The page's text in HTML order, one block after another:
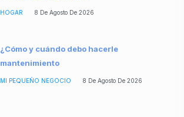
HOGAR 8 De Agosto De 2026
¿Cómo y cuándo debo hacerle
mantenimiento
MI PEQUEÑO NEGOCIO 8 De Agosto De 2026